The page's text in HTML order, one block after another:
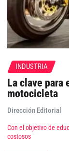
INDUSTRIA
La clave para
motocicleta
Dirección Editorial
Con el objetivo de
costosos